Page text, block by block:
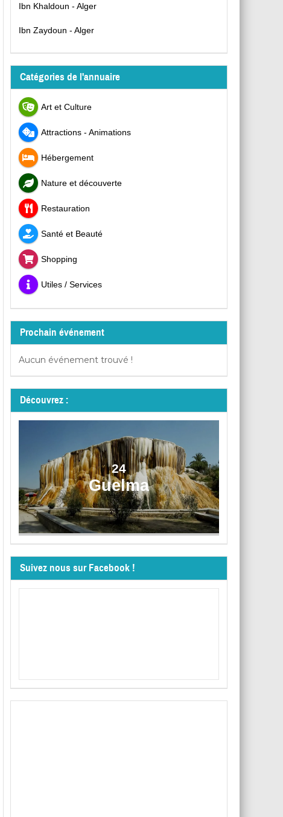
Ibn Khaldoun - Alger
Ibn Zaydoun - Alger
Catégories de l'annuaire
Art et Culture
Attractions - Animations
Hébergement
Nature et découverte
Restauration
Santé et Beauté
Shopping
Utiles / Services
Prochain événement
Aucun événement trouvé !
Découvrez :
24
Guelma
Suivez nous sur Facebook !